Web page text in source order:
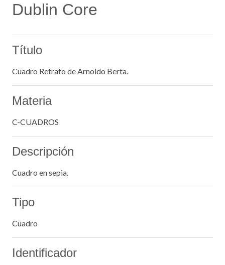
Dublin Core
Título
Cuadro Retrato de Arnoldo Berta.
Materia
C-CUADROS
Descripción
Cuadro en sepia.
Tipo
Cuadro
Identificador